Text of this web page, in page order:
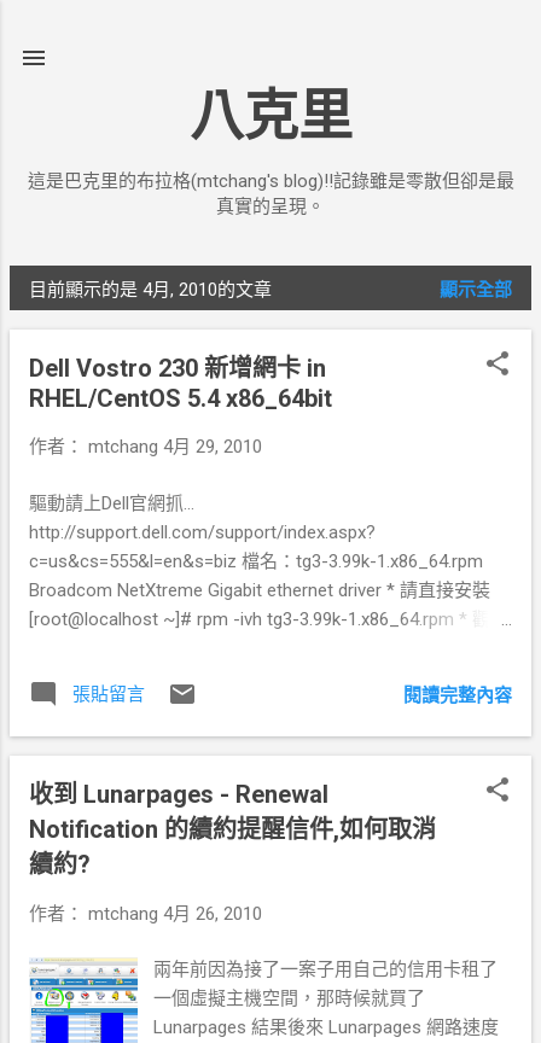
八克里
這是巴克里的布拉格(mtchang's blog)!!記錄雖是零散但卻是最
真實的呈現。
發
文
目前顯示的是 4月, 2010的文章 顯示全部
Dell Vostro 230 新增網卡 in
RHEL/CentOS 5.4 x86_64bit
作者： mtchang 4月 29, 2010
驅動請上Dell官網抓...
http://support.dell.com/support/index.aspx?
c=us&cs=555&l=en&s=biz 檔名：tg3-3.99k-1.x86_64.rpm
Broadcom NetXtreme Gigabit ethernet driver * 請直接安裝
[root@localhost ~]# rpm -ivh tg3-3.99k-1.x86_64.rpm * 觀看
/usr/share/doc/tg3-3.99k /usr/share/doc/tg3-
3.99k/ChangeLog /usr/share/doc/tg3-3.99k/LICENSE
/usr/share/man/man4/tg3.4.gz * 有文件說明,看一下...
[root@localhost ~]# less /usr/share/doc/tg3-
3.99k/README.TXT * 載入網卡模組到核心 [root@localhost
~]# insmod tg3 * 從 系統->管理->網路->硬體 可以看到這張
網卡硬體的訊息(Broadcom NetXtreme Gigabit ethernet
NetXtreme Gigabit ethernet driver)->DHCP(自動取得IP)->套
用完成 * 請確認 dns ,主機名稱都有設定，接下來重新啟動網
卡，應該就可以上網了。不用重開機.....!!! 說明文件內容貼在
張貼留言 閱讀完整內容
收到 Lunarpages - Renewal
Notification 的續約提醒信件,如何取消
續約?
作者： mtchang 4月 26, 2010
兩年前因為接了一案子用自己的信用卡租了
一個虛擬主機空間，那時候就買了
Lunarpages 結果後來 Lunarpages 網路速度